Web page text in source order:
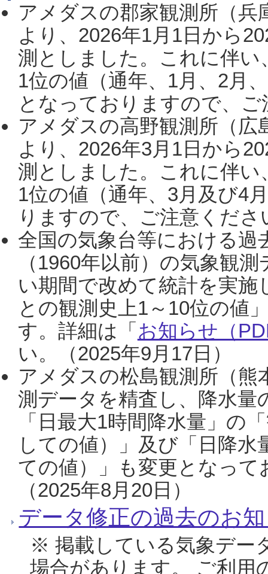
アメダスの郡家観測所（
より、2026年1月1日から
測としました。これに伴い
1位の値（通年、1月、2月
となっておりますので、
アメダスの高野観測所（
より、2026年3月1日から
測としました。これに伴い
1位の値（通年、3月及び4
りますので、ご注意くだ
全国の気象台等における過
（1960年以前）の気象観
い期間で改めて統計を実
との観測史上1～10位の値
す。詳細は「 お知らせ（
い。（2025年9月17日）
アメダスの松島観測所（熊
測データを精査し、降水
「日最大1時間降水量」の
しての値）」及び「日降
ての値）」も変更となっ
（2025年8月20日）
データ修正の過去のお
※ 掲載している気象デー
場合があります。 ご利用